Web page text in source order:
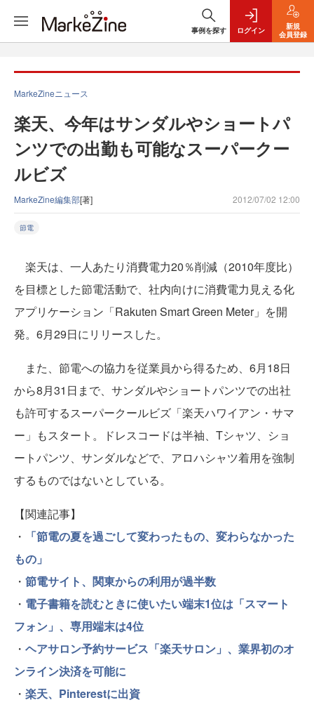
事例を探す ログイン
新規
会員登録
MarkeZineニュース
楽天、今年はサンダルやショートパ
ンツでの出勤も可能なスーパークー
ルビズ
MarkeZine編集部[著] 2012/07/02 12:00
節電
楽天は、一人あたり消費電力20％削減（2010年度比）
を目標とした節電活動で、社内向けに消費電力見える化
アプリケーション「Rakuten Smart Green Meter」を開
発。6月29日にリリースした。
また、節電への協力を従業員から得るため、6月18日
から8月31日まで、サンダルやショートパンツでの出社
も許可するスーパークールビズ「楽天ハワイアン・サマ
ー」もスタート。ドレスコードは半袖、Tシャツ、ショ
ートパンツ、サンダルなどで、アロハシャツ着用を強制
するものではないとしている。
【関連記事】
・
「節電の夏を過ごして変わったもの、変わらなかった
もの」
・ 節電サイト、関東からの利用が過半数
・ 電子書籍を読むときに使いたい端末1位は「スマート
フォン」、専用端末は4位
・ ヘアサロン予約サービス「楽天サロン」、業界初のオ
ンライン決済を可能に
・ 楽天、Pinterestに出資